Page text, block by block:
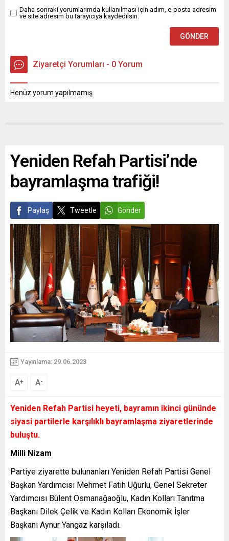
Daha sonraki yorumlarımda kullanılması için adım, e-posta adresim
ve site adresim bu tarayıcıya kaydedilsin.
Ziyaretçi Yorumları - 0 Yorum
Henüz yorum yapılmamış.
Yeniden Refah Partisi’nde
bayramlaşma trafiği!
Paylaş Tweetle Gönder
Yayınlama: 29.06.2023
A+ A-
Yeniden Refah Partisi heyeti, bayramın ikinci gününde
siyasi partilerle karşılıklı bayramlaşma ziyaretlerinde
buluştu.
Milli Nizam
Partiye ziyarette bulunanları Yeniden Refah Partisi Genel
Başkan Yardımcısı Mehmet Fatih Uğurlu, Genel Sekreter
Yardımcısı Bülent Osmanağaoğlu, Kadın Kolları Tanıtma
Başkanı Dilek Çelik ve Kadın Kolları Ekonomik İşler
Başkanı Aynur Yangaz karşıladı.